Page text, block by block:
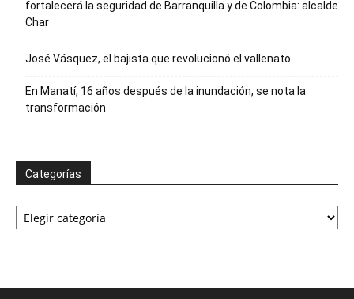
fortalecerá la seguridad de Barranquilla y de Colombia: alcalde
Char
José Vásquez, el bajista que revolucionó el vallenato
En Manatí, 16 años después de la inundación, se nota la
transformación
Categorías
Categorías